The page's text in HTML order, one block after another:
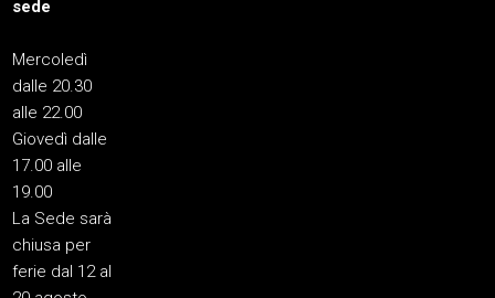
sede
Mercoledì
dalle 20.30
alle 22.00
Giovedì dalle
17.00 alle
19.00
La Sede sarà
chiusa per
ferie dal 12 al